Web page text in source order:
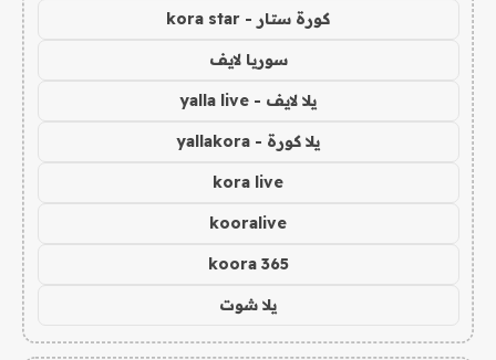
كورة ستار - kora star
سوريا لايف
يلا لايف - yalla live
يلا كورة - yallakora
kora live
kooralive
koora 365
يلا شوت